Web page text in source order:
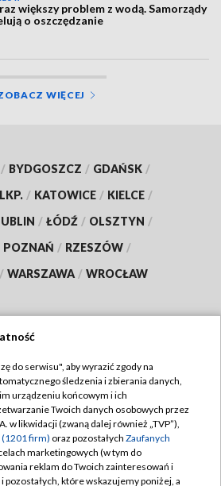
większy problem z wodą. Samorządy
o oszczędzanie
WIĘCEJ
/ BYDGOSZCZ / GDAŃSK /
/ KATOWICE / KIELCE /
/ ŁÓDŹ / OLSZTYN /
POZNAŃ / RZESZÓW /
/ WARSZAWA / WROCŁAW
TVP
Regulamin TVP
prywatności
Moje zgody
do serwisu", aby wyrazić zgody na
śledzenia i zbierania danych,
urządzeniu końcowym i ich
Twoich danych osobowych przez
w likwidacji (zwaną dalej również „TVP”),
(1201 firm) oraz pozostałych Zaufanych
marketingowych (w tym do
reklam do Twoich zainteresowań i
które wskazujemy poniżej, a